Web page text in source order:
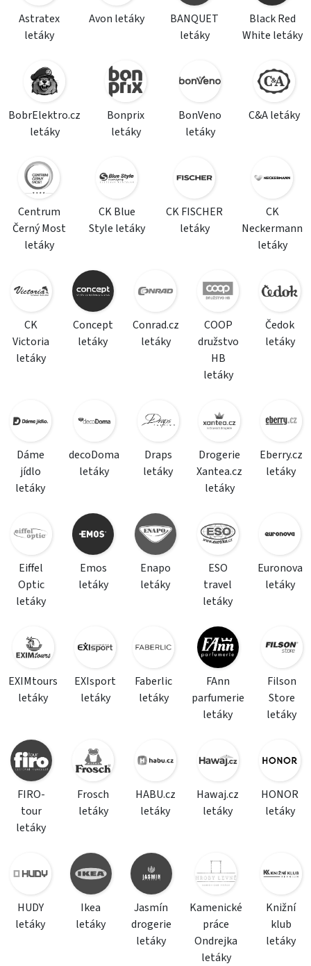
Astratex
letáky
Avon letáky
BANQUET
letáky
Black Red
White letáky
BobrElektro.cz
letáky
Bonprix
letáky
BonVeno
letáky
C&A letáky
Centrum
Černý Most
letáky
CK Blue
Style letáky
CK FISCHER
letáky
CK
Neckermann
letáky
CK
Victoria
letáky
Concept
letáky
Conrad.cz
letáky
COOP
družstvo
HB
letáky
Čedok
letáky
Dáme
jídlo
letáky
decoDoma
letáky
Draps
letáky
Drogerie
Xantea.cz
letáky
Eberry.cz
letáky
Eiffel
Optic
letáky
Emos
letáky
Enapo
letáky
ESO
travel
letáky
Euronova
letáky
EXIMtours
letáky
EXIsport
letáky
Faberlic
letáky
FAnn
parfumerie
letáky
Filson
Store
letáky
FIRO-
tour
letáky
Frosch
letáky
HABU.cz
letáky
Hawaj.cz
letáky
HONOR
letáky
HUDY
letáky
Ikea
letáky
Jasmín
drogerie
letáky
Kamenické
práce
Ondrejka
letáky
Knižní
klub
letáky